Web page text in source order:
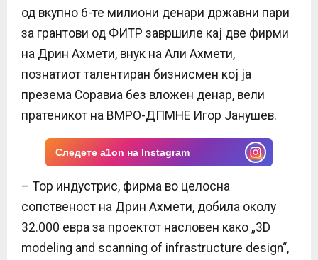
од вкупно 6-те милиони денари државни пари
за грантови од ФИТР завршиле кај две фирми
на Дрин Ахмети, внук на Али Ахмети,
познатиот талентиран бизнисмен кој ја
презема Соравиа без вложен денар, вели
пратеникот на ВМРО-ДПМНЕ Игор Јанушев.
Следете a1on на Instagram
– Тор индустрис, фирма во целосна
сопственост на Дрин Ахмети, добила околу
32.000 евра за проектот насловен како „3D
modeling and scanning of infrastructure design“,